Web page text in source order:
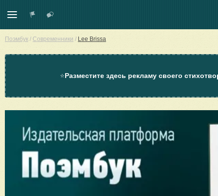
Поэмбук / Современники / Lee Brissa
⭐Разместите здесь рекламу своего